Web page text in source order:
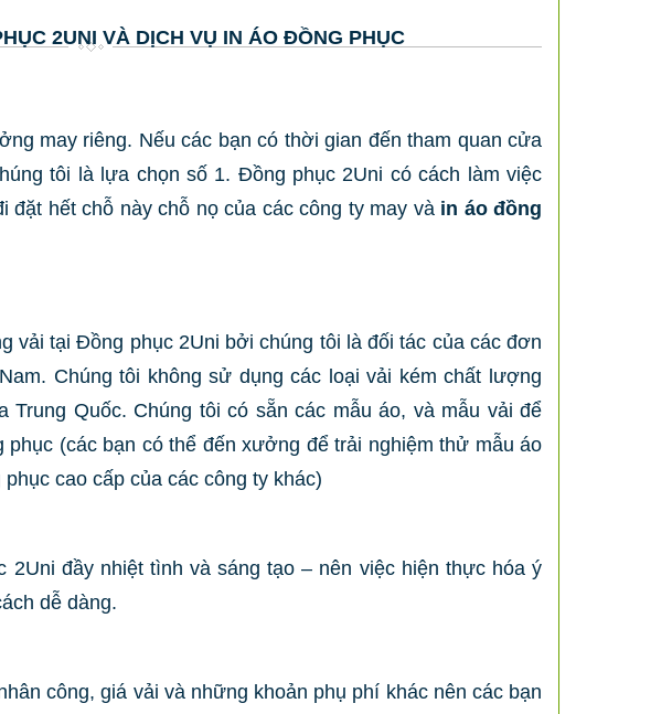
2UNI VÀ DỊCH VỤ IN ÁO ĐỒNG PHỤC
may riêng. Nếu các bạn có thời gian đến tham quan cửa
tôi là lựa chọn số 1. Đồng phục 2Uni có cách làm việc
đặt hết chỗ này chỗ nọ của các công ty may và in áo đồng
vải tại Đồng phục 2Uni bởi chúng tôi là đối tác của các đơn
Chúng tôi không sử dụng các loại vải kém chất lượng
Trung Quốc. Chúng tôi có sẵn các mẫu áo, và mẫu vải để
(các bạn có thể đến xưởng để trải nghiệm thử mẫu áo
cao cấp của các công ty khác)
đầy nhiệt tình và sáng tạo – nên việc hiện thực hóa ý
dễ dàng.
công, giá vải và những khoản phụ phí khác nên các bạn